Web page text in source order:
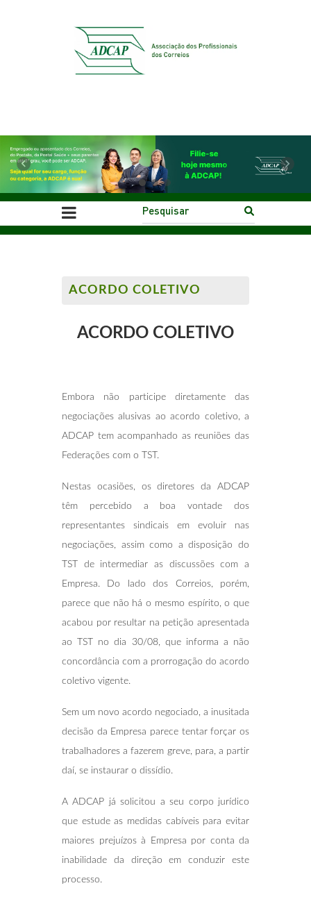
Previous Next
ACORDO COLETIVO
ACORDO COLETIVO
Embora não participe diretamente das
negociações alusivas ao acordo coletivo, a
ADCAP tem acompanhado as reuniões das
Federações com o TST.
Nestas ocasiões, os diretores da ADCAP
têm percebido a boa vontade dos
representantes sindicais em evoluir nas
negociações, assim como a disposição do
TST de intermediar as discussões com a
Empresa. Do lado dos Correios, porém,
parece que não há o mesmo espírito, o que
acabou por resultar na petição apresentada
ao TST no dia 30/08, que informa a não
concordância com a prorrogação do acordo
coletivo vigente.
Sem um novo acordo negociado, a inusitada
decisão da Empresa parece tentar forçar os
trabalhadores a fazerem greve, para, a partir
daí, se instaurar o dissídio.
A ADCAP já solicitou a seu corpo jurídico
que estude as medidas cabíveis para evitar
maiores prejuízos à Empresa por conta da
inabilidade da direção em conduzir este
processo.